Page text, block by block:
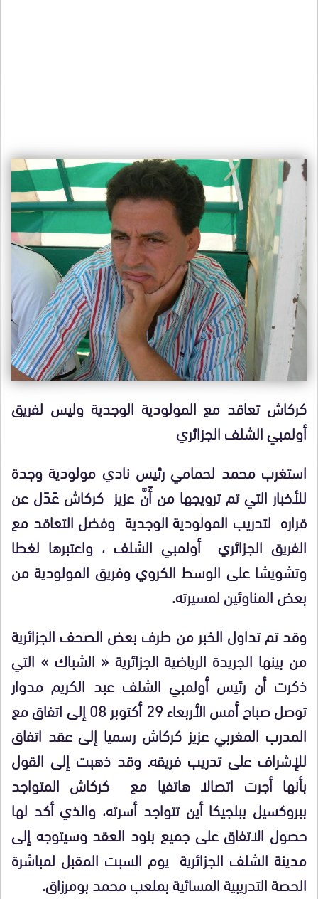
كركاش تعاقد مع المولودية الوجدية وليس لفريق
أولمبي الشلف الجزائري
استغرب محمد لحمامي رئيس نادي مولودية وجدة
للأخبار التي تم ترويجها من أَنَّ عزيز كركاش عَدَل عن
قراره لتدريب المولودية الوجدية وفضل التعاقد مع
الفريق الجزائري أولمبي الشلف ، واعتبرها لغطا
وتشويشا على الوسط الكروي وفريق المولودية من
بعض المناوئين لمسيرته.
وقد تم تداول الخبر من طرف بعض الصحف الجزائرية
من بينها الجريدة الرياضية الجزائرية « الشباك » التي
ذكرت أن رئيس أولمبي الشلف عبد الكريم مدوار
توصل صباح أمس الأربعاء 29 أكتوبر 08 إلى اتفاق مع
المدرب المغربي عزيز كركاش رسميا إلى عقد اتفاق
للإشراف على تدريب فريقه. وقد ذهبت إلى القول
بأنها أجرت اتصالا هاتفيا مع كركاش المتواجد
ببروكسيل ببلجيكا أين تتواجد أسرته، والذي أكد لها
حصول الاتفاق على جميع بنود العقد وسيتوجه إلى
مدينة الشلف الجزائرية يوم السبت المقبل لمباشرة
الحصة التدريبية المسائية بملعب محمد بومرزاق.